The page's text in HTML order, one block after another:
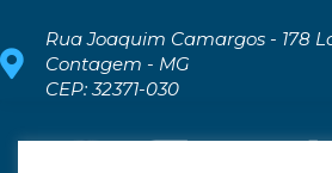
Rua Joaquim Camargos - 178
Contagem - MG
CEP: 32371-030